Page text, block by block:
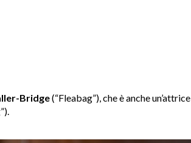
Bridge(“Fleabag”), che è anche un’attrice